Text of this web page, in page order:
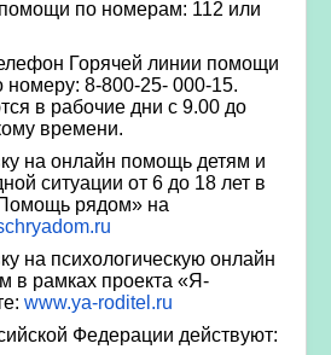
помощи по номерам: 112 или
Горячей линии помощи
8-800-25- 000-15.
в рабочие дни с 9.00 до
времени.
на онлайн помощь детям и
ситуации от 6 до 18 лет в
рядом» на
на психологическую онлайн
в рамках проекта «Я-
www.ya-roditel.ru
Федерации действуют: